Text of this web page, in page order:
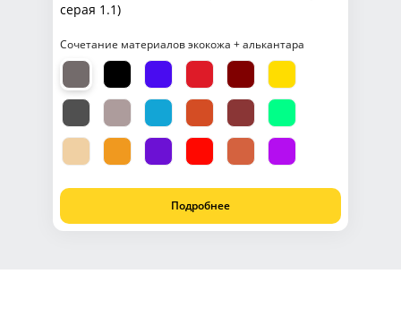
серая 1.1)
Сочетание материалов экокожа + алькантара
Подробнее